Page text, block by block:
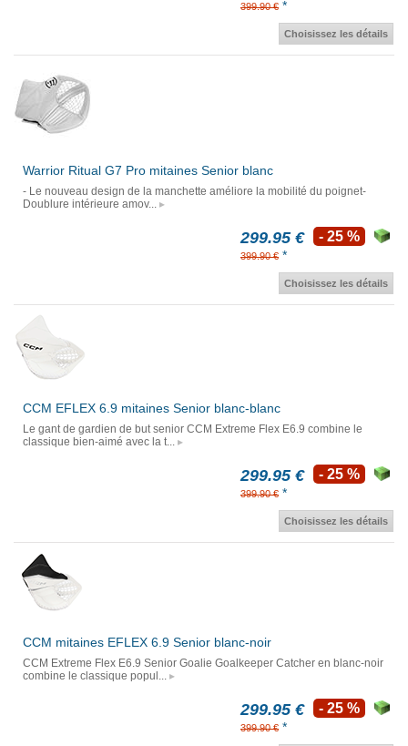
399.90 € *
Choisissez les détails
Warrior Ritual G7 Pro mitaines Senior blanc
- Le nouveau design de la manchette améliore la mobilité du poignet-
Doublure intérieure amov...
299.95 €
399.90 € *
- 25 %
Choisissez les détails
CCM EFLEX 6.9 mitaines Senior blanc-blanc
Le gant de gardien de but senior CCM Extreme Flex E6.9 combine le
classique bien-aimé avec la t...
299.95 €
399.90 € *
- 25 %
Choisissez les détails
CCM mitaines EFLEX 6.9 Senior blanc-noir
CCM Extreme Flex E6.9 Senior Goalie Goalkeeper Catcher en blanc-noir
combine le classique popul...
299.95 €
399.90 € *
- 25 %